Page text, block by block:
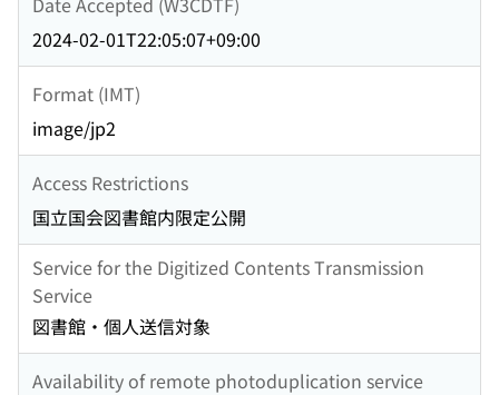
2024-02-01T22:05:07+09:00
Format (IMT)
image/jp2
Access Restrictions
国立国会図書館内限定公開
Service for the Digitized Contents Transmission
Service
図書館・個人送信対象
Availability of remote photoduplication service